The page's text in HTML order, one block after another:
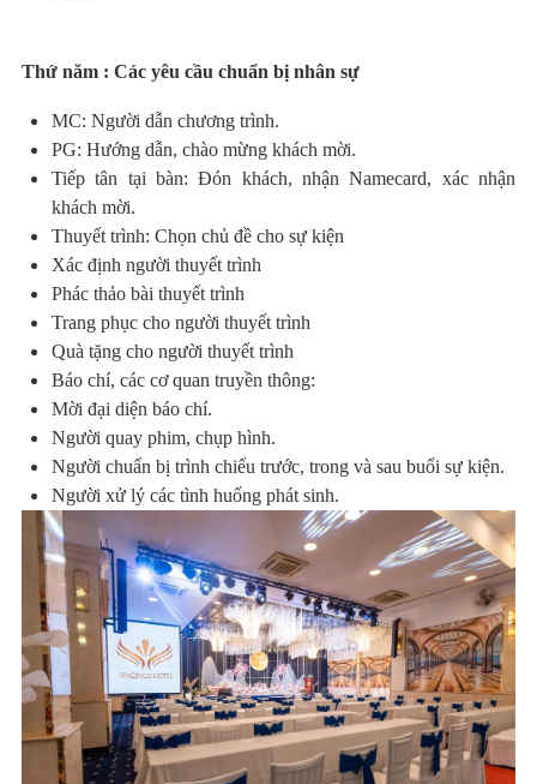
Thứ năm : Các yêu cầu chuẩn bị nhân sự
MC: Người dẫn chương trình.
PG: Hướng dẫn, chào mừng khách mời.
Tiếp tân tại bàn: Đón khách, nhận Namecard, xác nhận
khách mời.
Thuyết trình: Chọn chủ đề cho sự kiện
Xác định người thuyết trình
Phác thảo bài thuyết trình
Trang phục cho người thuyết trình
Quà tặng cho người thuyết trình
Báo chí, các cơ quan truyền thông:
Mời đại diện báo chí.
Người quay phim, chụp hình.
Người chuẩn bị trình chiếu trước, trong và sau buổi sự kiện.
Người xử lý các tình huống phát sinh.